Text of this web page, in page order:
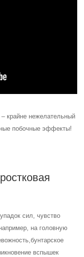
крайне нежелательный
побочные эффекты!
сил, чувство
на головную
вспышек